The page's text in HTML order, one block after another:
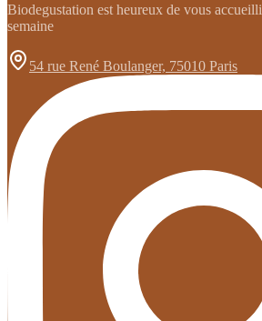
Biodegustation est heureux de vous
semaine
54 rue René Boulanger, 75010 Paris